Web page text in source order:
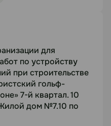
лоты
и объектами
д. Копище
Минского района».
по г.п.»
для
по внутренней
для
по устройству
при строительстве
гольф-
7-й квартал. 10
дом №7.10 по